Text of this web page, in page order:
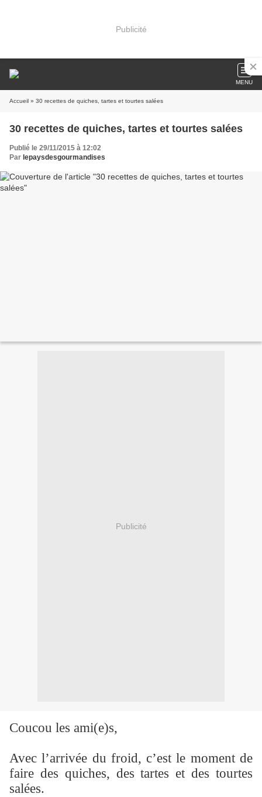
Publicité
MENU
Accueil » 30 recettes de quiches, tartes et tourtes salées
30 recettes de quiches, tartes et tourtes salées
Publié le 29/11/2015 à 12:02
Par lepaysdesgourmandises
Publicité
Coucou les ami(e)s,
Avec l’arrivée du froid, c’est le moment de
faire des quiches, des tartes et des tourtes
salées.